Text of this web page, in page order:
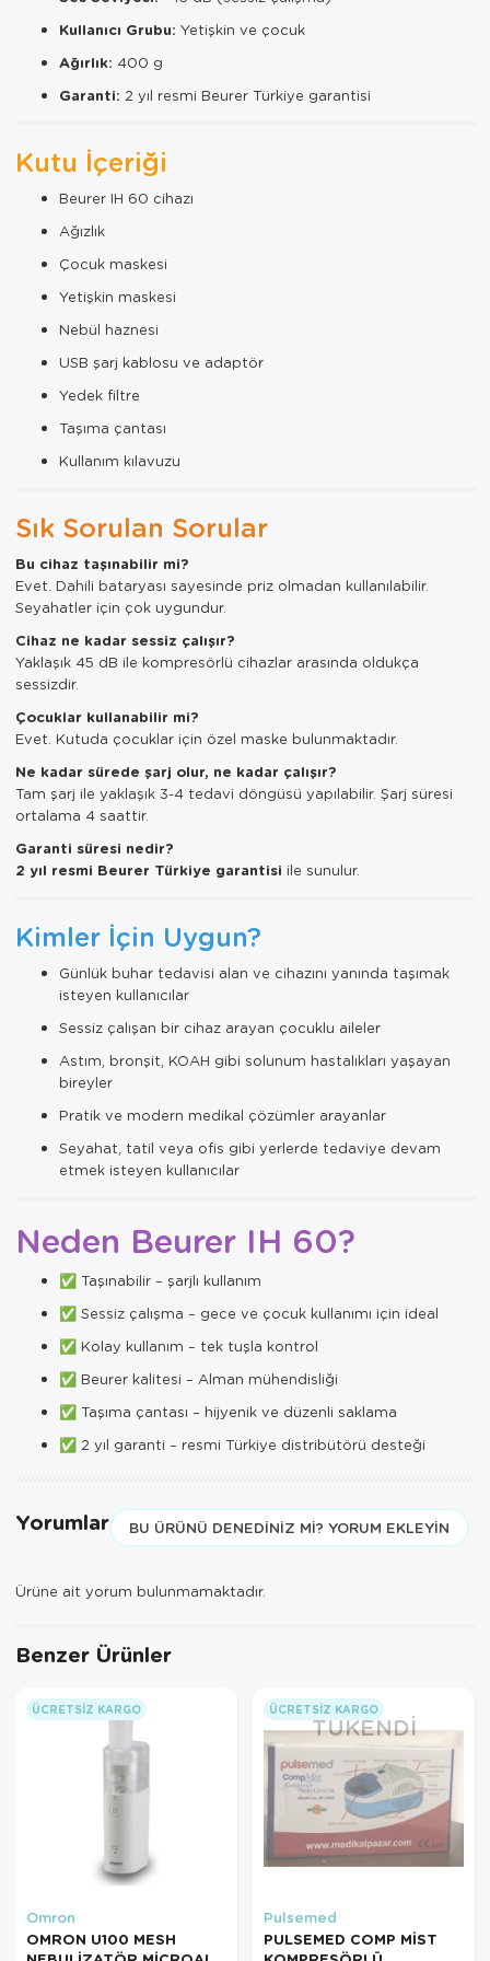
Kullanıcı Grubu: Yetişkin ve çocuk
Ağırlık: 400 g
Garanti: 2 yıl resmi Beurer Türkiye garantisi
Kutu İçeriği
Beurer IH 60 cihazı
Ağızlık
Çocuk maskesi
Yetişkin maskesi
Nebül haznesi
USB şarj kablosu ve adaptör
Yedek filtre
Taşıma çantası
Kullanım kılavuzu
Sık Sorulan Sorular
Bu cihaz taşınabilir mi?
Evet. Dahili bataryası sayesinde priz olmadan kullanılabilir.
Seyahatler için çok uygundur.
Cihaz ne kadar sessiz çalışır?
Yaklaşık 45 dB ile kompresörlü cihazlar arasında oldukça
sessizdir.
Çocuklar kullanabilir mi?
Evet. Kutuda çocuklar için özel maske bulunmaktadır.
Ne kadar sürede şarj olur, ne kadar çalışır?
Tam şarj ile yaklaşık 3-4 tedavi döngüsü yapılabilir. Şarj süresi
ortalama 4 saattir.
Garanti süresi nedir?
2 yıl resmi Beurer Türkiye garantisi ile sunulur.
Kimler İçin Uygun?
Günlük buhar tedavisi alan ve cihazını yanında taşımak
isteyen kullanıcılar
Sessiz çalışan bir cihaz arayan çocuklu aileler
Astım, bronşit, KOAH gibi solunum hastalıkları yaşayan
bireyler
Pratik ve modern medikal çözümler arayanlar
Seyahat, tatil veya ofis gibi yerlerde tedaviye devam
etmek isteyen kullanıcılar
Neden Beurer IH 60?
✅ Taşınabilir – şarjlı kullanım
✅ Sessiz çalışma – gece ve çocuk kullanımı için ideal
✅ Kolay kullanım – tek tuşla kontrol
✅ Beurer kalitesi – Alman mühendisliği
✅ Taşıma çantası – hijyenik ve düzenli saklama
✅ 2 yıl garanti – resmi Türkiye distribütörü desteği
Yorumlar BU ÜRÜNÜ DENEDINIZ MI? YORUM EKLEYIN
Ürüne ait yorum bulunmamaktadır.
Benzer Ürünler
ÜCRETSIZ KARGO
Omron
OMRON U100 MESH
TÜKENDI
ÜCRETSIZ KARGO
Pulsemed
PULSEMED COMP MİST